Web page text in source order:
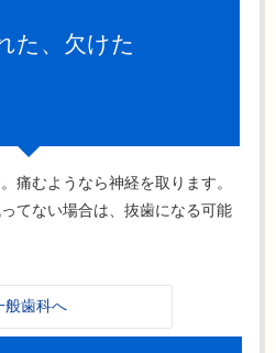
た、欠けた
痛むようなら神経を取ります。
てない場合は、抜歯になる可能
般歯科へ